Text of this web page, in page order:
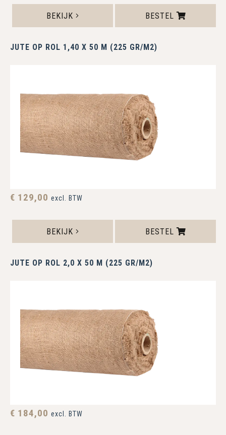
BEKIJK BESTEL
JUTE OP ROL 1,40 X 50 M (225 GR/M2)
€ 129,00 excl. BTW
BEKIJK BESTEL
JUTE OP ROL 2,0 X 50 M (225 GR/M2)
€ 184,00 excl. BTW